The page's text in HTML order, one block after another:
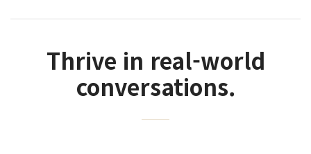
Thrive in real-world
conversations.